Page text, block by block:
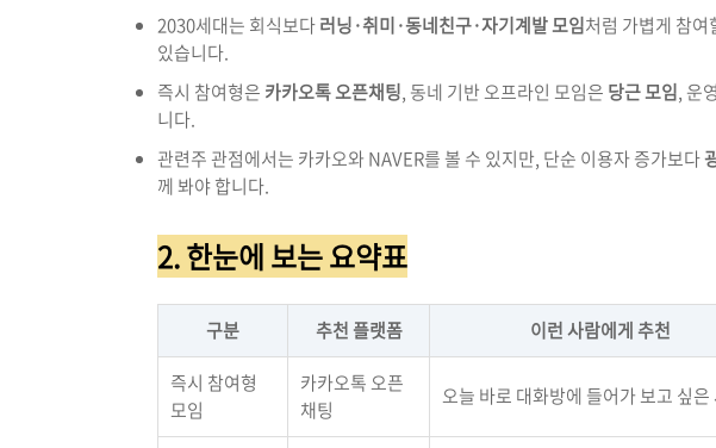
2030세대는 회식보다러닝·취미·동네친구·자기계발 모임처럼 가볍게 참
있습니다.
즉시 참여형은 카카오톡 오픈채팅, 동네 기반 오프라인 모임은 당근 모임, 운
니다.
관련주 관점에서는 카카오와 NAVER를 볼 수 있지만, 단순 이용자 증가보다
께 봐야 합니다.
2. 한눈에 보는 요약표
구분 추천 플랫폼 이런 사람에게 추천
즉시 참여형
모임
카카오톡 오픈
채팅
오늘 바로 대화방에 들어가 보고 싶은